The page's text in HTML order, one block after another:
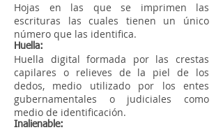
Hojas en las que se imprimen las
escrituras las cuales tienen un único
número que las identifica.
Huella:
Huella digital formada por las crestas
capilares o relieves de la piel de los
dedos, medio utilizado por los entes
gubernamentales o judiciales como
medio de identificación.
Inalienable: